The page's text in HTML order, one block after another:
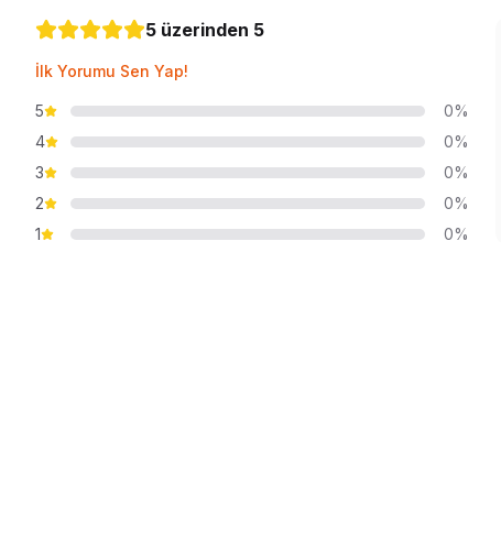
5 üzerinden 5
İlk Yorumu Sen Yap!
5
0%
4
0%
3
0%
2
0%
1
0%